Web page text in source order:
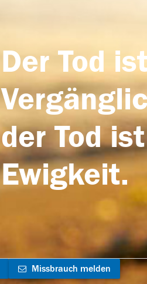
Der Tod
der Tod
Ewigkeit.
Missbrauch melden